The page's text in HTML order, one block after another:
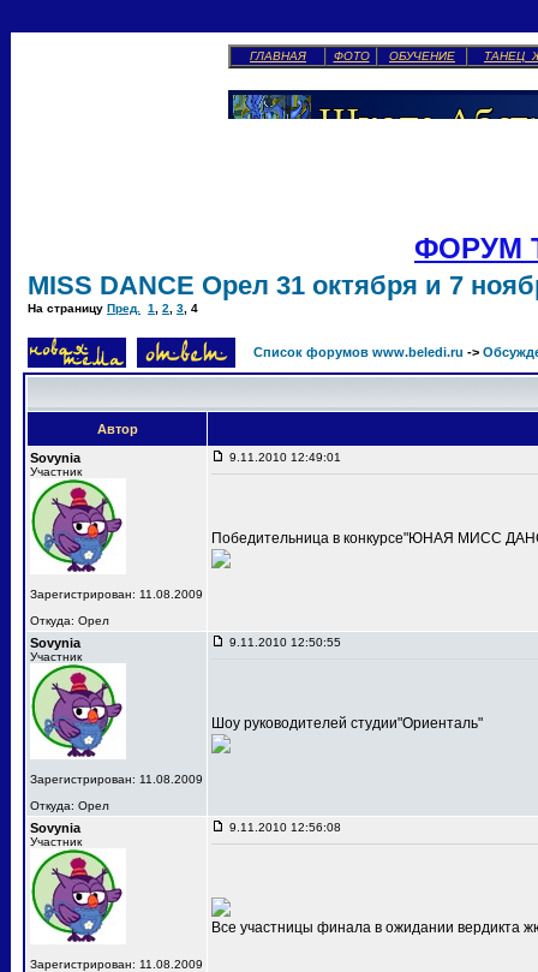
ГЛАВНАЯ ФОТО ОБУЧЕНИЕ ТАНЕЦ
ФОРУМ
MISS DANCE Орел 31 октября и 7
На страницу Пред. 1 2 3 4
Список форумов www.beledi.ru ->
Автор
Sovynia
Участник
Зарегистрирован: 11.08.2009
Откуда: Орел
9.11.2010 12:49:01
Победительница в конкурсе"ЮНАЯ МИСС
Sovynia
Участник
Зарегистрирован: 11.08.2009
Откуда: Орел
9.11.2010 12:50:55
Шоу руководителей студии"Ориенталь"
Sovynia
Участник
Зарегистрирован: 11.08.2009
9.11.2010 12:56:08
Все участницы финала в ожидании вердикта